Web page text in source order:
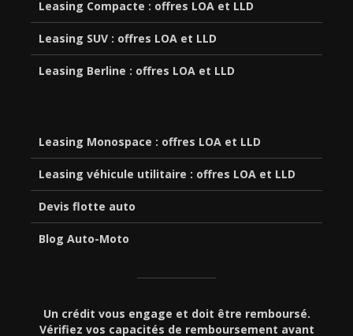
Leasing Compacte : offres LOA et LLD
Leasing SUV : offres LOA et LLD
Leasing Berline : offres LOA et LLD
Leasing Monospace : offres LOA et LLD
Leasing véhicule utilitaire : offres LOA et LLD
Devis flotte auto
Blog Auto-Moto
Un crédit vous engage et doit être remboursé.
Vérifiez vos capacités de remboursement avant